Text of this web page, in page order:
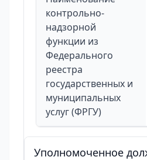
контрольно-
надзорной
функции из
Федерального
реестра
государственных и
муниципальных
услуг (ФРГУ)
Уполномоченное